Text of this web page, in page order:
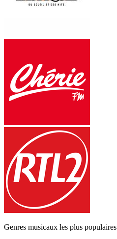
Genres musicaux les plus populaires